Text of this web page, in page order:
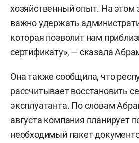
хозяйственный опыт. На этом
важно удержать
которая позволит нам
сертификату», — сказала
Она также сообщила, что
рассчитывает восстановить
эксплуатанта. По словам
августа компания планирует
необходимый пакет